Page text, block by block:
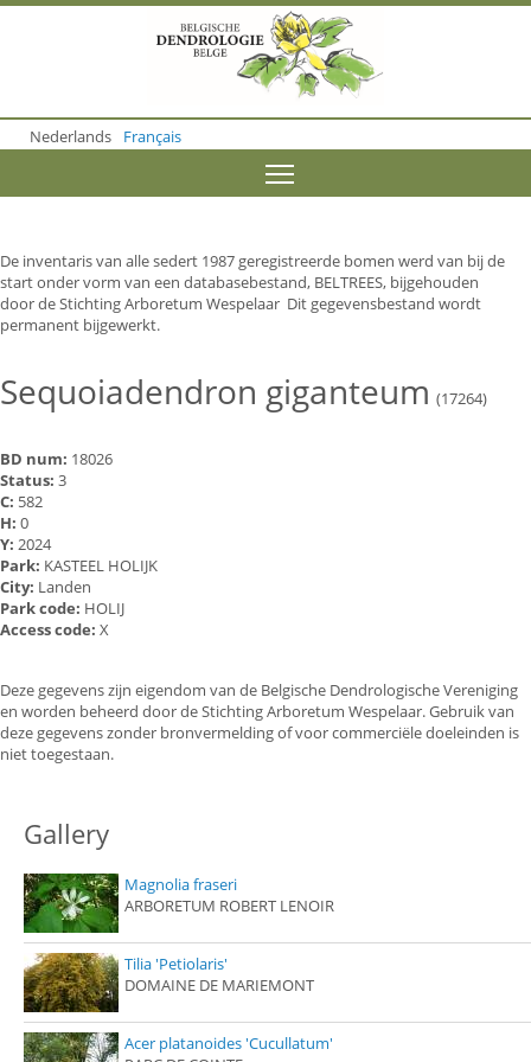
o
m
o
n
t
e
n
Nederlands Français
De inventaris van alle sedert 1987 geregistreerde bomen werd van bij de
start onder vorm van een databasebestand, BELTREES, bijgehouden
door de Stichting Arboretum Wespelaar Dit gegevensbestand wordt
permanent bijgewerkt.
Sequoiadendron giganteum (17264)
BD num: 18026
Status: 3
C: 582
H: 0
Y: 2024
Park: KASTEEL HOLIJK
City: Landen
Park code: HOLIJ
Access code: X
Deze gegevens zijn eigendom van de Belgische Dendrologische Vereniging
en worden beheerd door de Stichting Arboretum Wespelaar. Gebruik van
deze gegevens zonder bronvermelding of voor commerciële doeleinden is
niet toegestaan.
Gallery
Magnolia fraseri
ARBORETUM ROBERT LENOIR
Tilia 'Petiolaris'
DOMAINE DE MARIEMONT
Acer platanoides 'Cucullatum'